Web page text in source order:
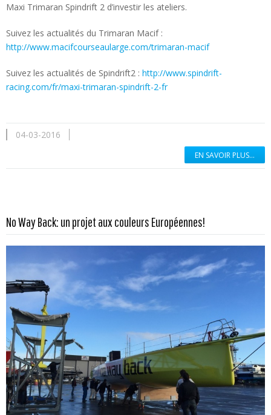
Maxi Trimaran Spindrift 2 d’investir les ateliers.
Suivez les actualités du Trimaran Macif :
http://www.macifcourseaularge.com/trimaran-macif
Suivez les actualités de Spindrift2 : http://www.spindrift-
racing.com/fr/maxi-trimaran-spindrift-2-fr
04-03-2016
EN SAVOIR PLUS...
No Way Back: un projet aux couleurs Européennes!